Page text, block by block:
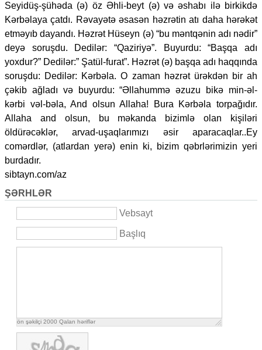
Seyidüş-şühəda (ə) öz Əhli-beyt (ə) və əshabı ilə birkikdə
Kərbəlaya çatdı. Rəvayətə əsasən həzrətin atı daha hərəkət
etməyıb dayandı. Həzrət Hüseyn (ə) “bu məntqənin adı nədir”
deyə soruşdu. Dedilər: “Qaziriyə”. Buyurdu: “Başqa adı
yoxdur?” Dedilər:” Şatül-furat”. Həzrət (ə) başqa adı haqqında
soruşdu: Dedilər: Kərbəla. O zaman həzrət ürəkdən bir ah
çəkib ağladı və buyurdu: “Əllahummə əzuzu bikə min-əl-
kərbi vəl-bəla, And olsun Allaha! Bura Kərbəla torpağıdır.
Allaha and olsun, bu məkanda bizimlə olan kişiləri
öldürəcəklər, arvad-uşaqlarımızı əsir aparacaqlar..Ey
comərdlər, (atlardan yerə) enin ki, bizim qəbrlərimizin yeri
burdadır.
sibtayn.com/az
ŞƏRHLƏR
Vebsayt
Başlıq
ön şəkilçi 2000 Qalan həriflər